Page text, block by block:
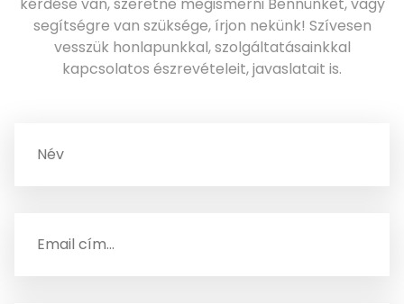
kérdése van, szeretne megismerni Bennünket, vagy
segítségre van szüksége, írjon nekünk! Szívesen
vesszük honlapunkkal, szolgáltatásainkkal
kapcsolatos észrevételeit, javaslatait is.